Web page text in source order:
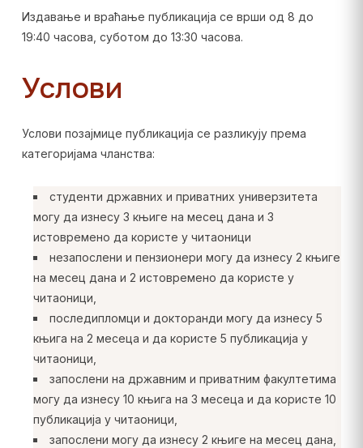
Издавање и враћање публикација се врши од 8 до
19:40 часова, суботом до 13:30 часова.
Услови
Услови позајмице публикација се разликују према
категоријама чланства:
студенти државних и приватних универзитета
могу да изнесу 3 књиге на месец дана и 3
истовремено да користе у читаоници
незапослени и пензионери могу да изнесу 2 књиге
на месец дана и 2 истовремено да користе у
читаоници,
последипломци и докторанди могу да изнесу 5
књига на 2 месеца и да користе 5 публикација у
читаоници,
запослени на државним и приватним факултетима
могу да изнесу 10 књига на 3 месеца и да користе 10
публикација у читаоници,
запослени могу да изнесу 2 књиге на месец дана,